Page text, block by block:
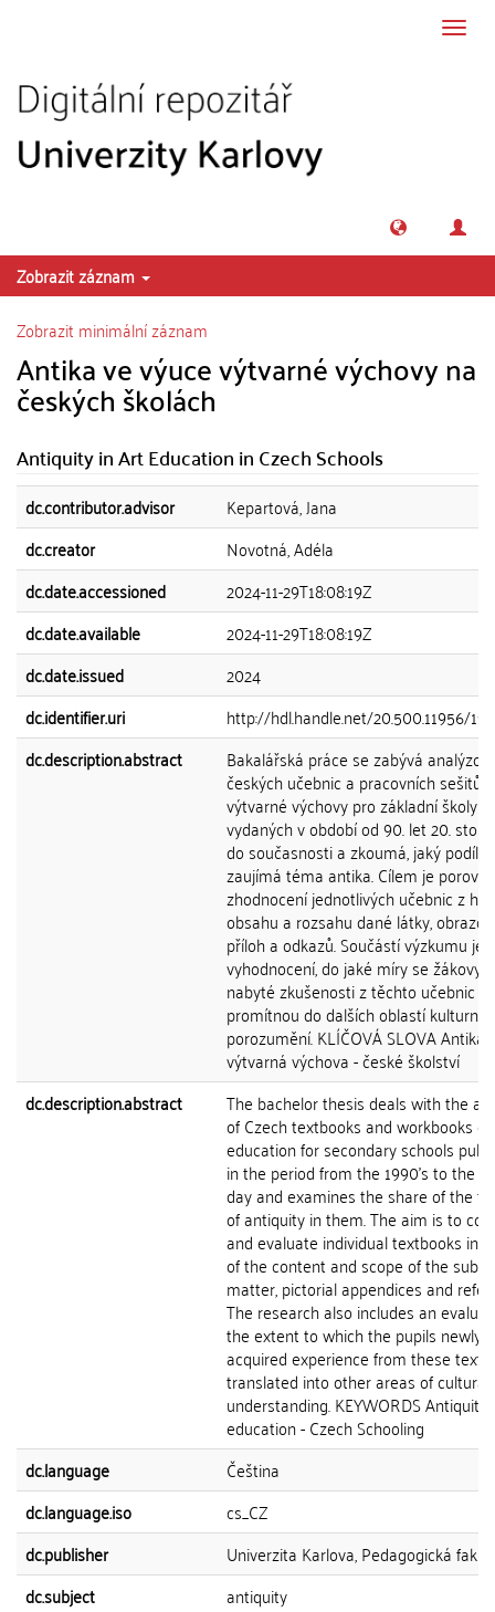
Zobrazit záznam
Zobrazit minimální záznam
Antika ve výuce výtvarné výchovy na
českých školách
Antiquity in Art Education in Czech Schools
dc.contributor.advisor
Kepartová, Jana
dc.creator
Novotná, Adéla
dc.date.accessioned
2024-11-29T18:08:19Z
dc.date.available
2024-11-29T18:08:19Z
dc.date.issued
2024
dc.identifier.uri
http://hdl.handle.net/20.500.11956/
dc.description.abstract
Bakalářská práce se zabývá analýzou
českých učebnic a pracovních sešitů
výtvarné výchovy pro základní školy
vydaných v období od 90. let 20.
do současnosti a zkoumá, jaký podíl
zaujímá téma antika. Cílem je
zhodnocení jednotlivých učebnic z
obsahu a rozsahu dané látky,
příloh a odkazů. Součástí výzkumu je i
vyhodnocení, do jaké míry se žákovy
nabyté zkušenosti z těchto učebnic
promítnou do dalších oblastí
porozumění. KLÍČOVÁ SLOVA Antika -
výtvarná výchova - české školství
dc.description.abstract
The bachelor thesis deals with the
of Czech textbooks and workbooks
education for secondary schools
in the period from the 1990's to the
day and examines the share of the
of antiquity in them. The aim is to
and evaluate individual textbooks in
of the content and scope of the
matter, pictorial appendices and
The research also includes an
the extent to which the pupils newly
acquired experience from these
translated into other areas of cultural
understanding. KEYWORDS Antiquity
education - Czech Schooling
dc.language
Čeština
dc.language.iso
cs_CZ
dc.publisher
Univerzita Karlova, Pedagogická
dc.subject
antiquity